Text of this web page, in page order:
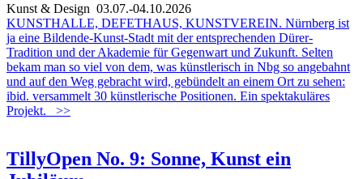
Kunst & Design 03.07.-04.10.2026
KUNSTHALLE, DEFETHAUS, KUNSTVEREIN. Nürnberg ist
ja eine Bildende-Kunst-Stadt mit der entsprechenden Dürer-
Tradition und der Akademie für Gegenwart und Zukunft. Selten
bekam man so viel von dem, was künstlerisch in Nbg so angebahnt
und auf den Weg gebracht wird, gebündelt an einem Ort zu sehen:
ibid. versammelt 30 künstlerische Positionen. Ein spektakuläres
Projekt.
>>
TillyOpen No. 9: Sonne, Kunst ein